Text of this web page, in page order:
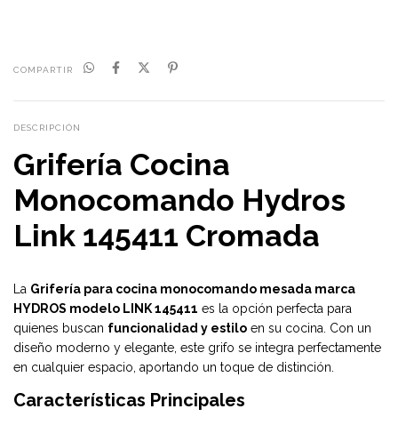
COMPARTIR
DESCRIPCIÓN
Grifería Cocina
Monocomando Hydros
Link 145411 Cromada
La Grifería para cocina monocomando mesada marca
HYDROS modelo LINK 145411 es la opción perfecta para
quienes buscan funcionalidad y estilo en su cocina. Con un
diseño moderno y elegante, este grifo se integra perfectamente
en cualquier espacio, aportando un toque de distinción.
Características Principales